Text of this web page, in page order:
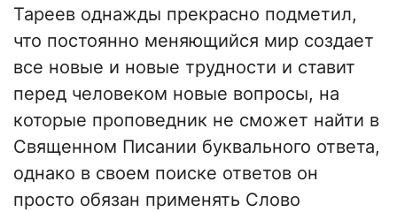
Тареев однажды прекрасно подметил,
что постоянно меняющийся мир создает
все новые и новые трудности и ставит
перед человеком новые вопросы, на
которые проповедник не сможет найти в
Священном Писании буквального ответа,
однако в своем поиске ответов он
просто обязан применять Слово